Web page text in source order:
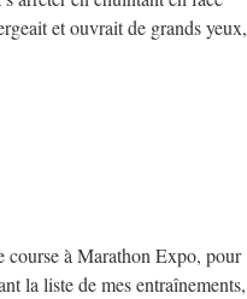
et ouvrait de grands yeux,
course à Marathon Expo, pour
la liste de mes entraînements,